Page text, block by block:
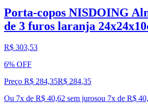
Porta-copos NISDOING
de 3 furos laranja
R$ 303,53
6% OFF
Preço R$ 284,35R$ 284,35
Ou 7x de R$ 40,62 sem jurosou 7x de R$